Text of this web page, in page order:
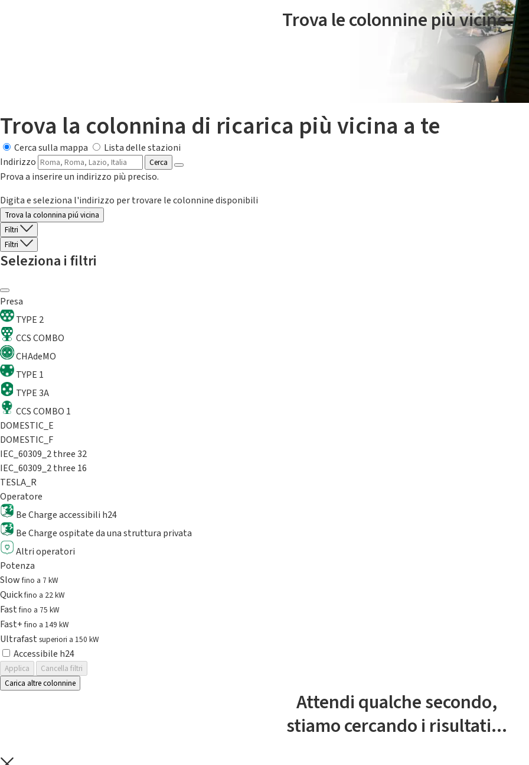
Trova le colonnine più vicine.
Trova la colonnina di ricarica più vicina a te
Cerca sulla mappa
Lista delle stazioni
Indirizzo
Cerca
Prova a inserire un indirizzo più preciso.
Digita e seleziona l'indirizzo per trovare le colonnine disponibili
Trova la colonnina piú vicina
Filtri
Filtri
Seleziona i filtri
Presa
TYPE 2
CCS COMBO
CHAdeMO
TYPE 1
TYPE 3A
CCS COMBO 1
DOMESTIC_E
DOMESTIC_F
IEC_60309_2 three 32
IEC_60309_2 three 16
TESLA_R
Operatore
Be Charge accessibili h24
Be Charge ospitate da una struttura privata
Altri operatori
Potenza
Slowfino a 7 kW
Quickfino a 22 kW
Fastfino a 75 kW
Fast+fino a 149 kW
Ultrafast superiori a 150 kW
Accessibile h24
Applica
Cancella filtri
Carica altre colonnine
Attendi qualche secondo,
stiamo cercando i risultati...